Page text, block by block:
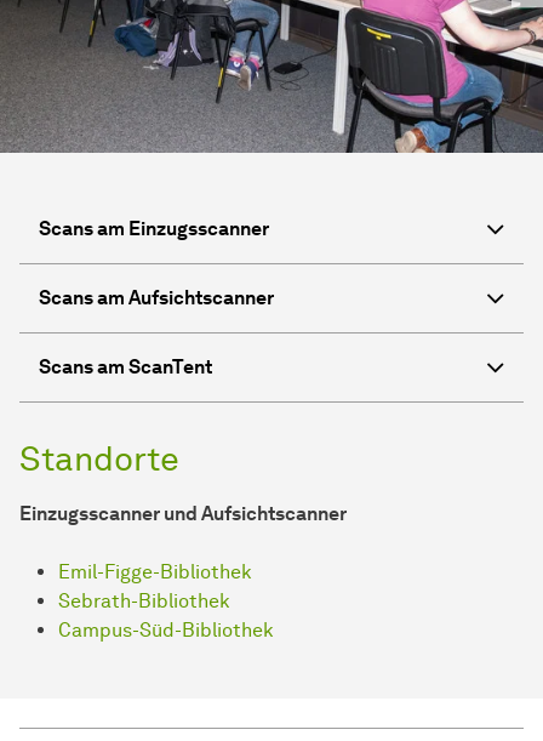
Scans am Einzugsscanner
Scans am Aufsichtscanner
Scans am ScanTent
Standorte
Einzugsscanner und Aufsichtscanner
Emil-Figge-Bibliothek
Sebrath-Bibliothek
Campus-Süd-Bibliothek